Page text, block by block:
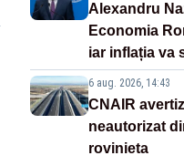
Alexandru
Economia
iar inflația va
6 aug. 2026, 14:43
CNAIR
neautorizat
rovinieta